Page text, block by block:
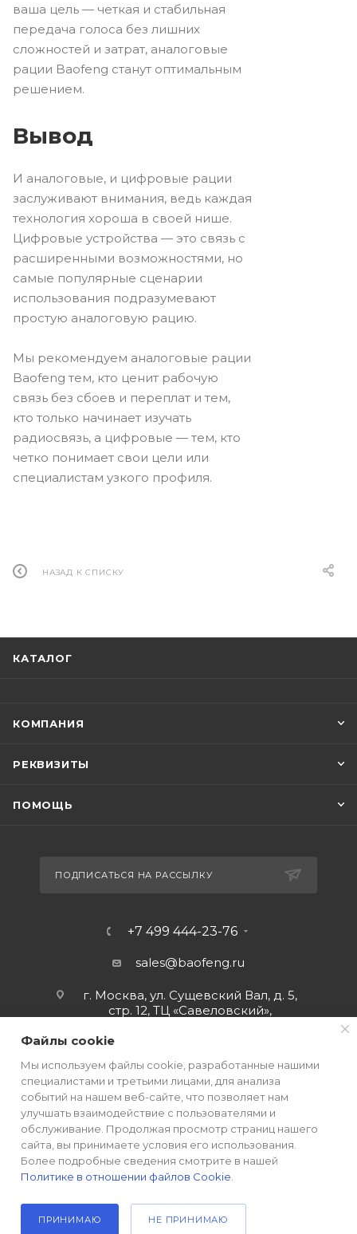
ваша цель — четкая и стабильная
передача голоса без лишних
сложностей и затрат, аналоговые
рации Baofeng станут оптимальным
решением.
Вывод
И аналоговые, и цифровые рации
заслуживают внимания, ведь каждая
технология хороша в своей нише.
Цифровые устройства — это связь с
расширенными возможностями, но
самые популярные сценарии
использования подразумевают
простую аналоговую рацию.
Мы рекомендуем аналоговые рации
Baofeng тем, кто ценит рабочую
связь без сбоев и переплат и тем,
кто только начинает изучать
радиосвязь, а цифровые — тем, кто
четко понимает свои цели или
специалистам узкого профиля.
НАЗАД К СПИСКУ
КАТАЛОГ
КОМПАНИЯ
РЕКВИЗИТЫ
ПОМОЩЬ
ПОДПИСАТЬСЯ НА РАССЫЛКУ
+7 499 444-23-76
sales@baofeng.ru
г. Москва, ул. Сущевский Вал, д. 5,
стр. 12, ТЦ «Савеловский»,
Файлы cookie
Мы используем файлы cookie, разработанные нашими
специалистами и третьими лицами, для анализа
событий на нашем веб-сайте, что позволяет нам
улучшать взаимодействие с пользователями и
обслуживание. Продолжая просмотр страниц нашего
сайта, вы принимаете условия его использования.
Более подробные сведения смотрите в нашей
Политике в отношении файлов Cookie
ПРИНИМАЮ НЕ ПРИНИМАЮ